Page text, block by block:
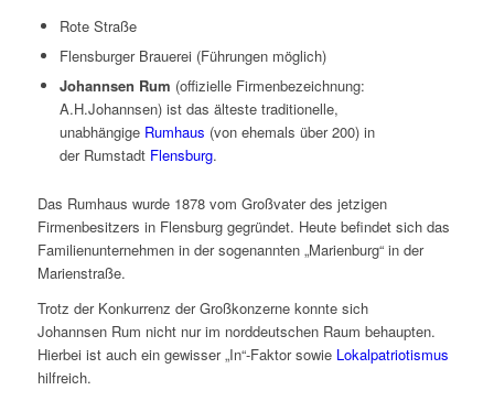
Rote Straße
Flensburger Brauerei (Führungen möglich)
Johannsen Rum (offizielle Firmenbezeichnung:
A.H.Johannsen) ist das älteste traditionelle,
unabhängige Rumhaus (von ehemals über 200) in
der Rumstadt Flensburg.
Das Rumhaus wurde 1878 vom Großvater des jetzigen
Firmenbesitzers in Flensburg gegründet. Heute befindet sich das
Familienunternehmen in der sogenannten „Marienburg“ in der
Marienstraße.
Trotz der Konkurrenz der Großkonzerne konnte sich
Johannsen Rum nicht nur im norddeutschen Raum behaupten.
Hierbei ist auch ein gewisser „In“-Faktor sowie Lokalpatriotismus
hilfreich.